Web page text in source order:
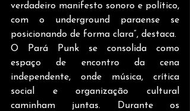
verdadeiro manifesto sonoro e político,
com o underground paraense se
posicionando de forma clara”, destaca.
O Pará Punk se consolida como
espaço de encontro da cena
independente, onde música, crítica
social e organização cultural
caminham juntas. Durante os